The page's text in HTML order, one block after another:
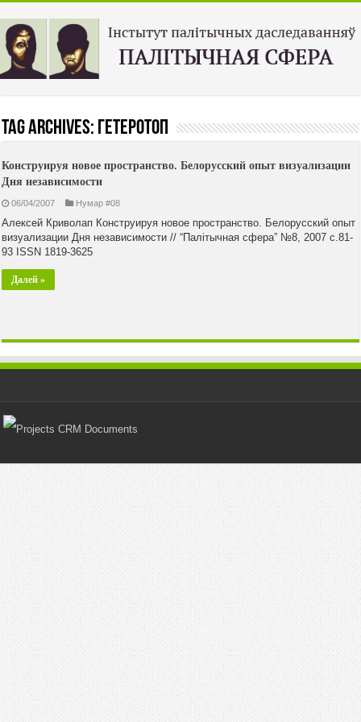
Tag Archives: гетеротоп
Конструируя новое пространство. Белорусский опыт визуализации
Дня независимости
06/04/2007 Нумар #08
Алексей Криволап Конструируя новое пространство. Белорусский опыт
визуализации Дня независимости // “Палiтычная сфера” №8, 2007 с.81-
93 ISSN 1819-3625
Далей »